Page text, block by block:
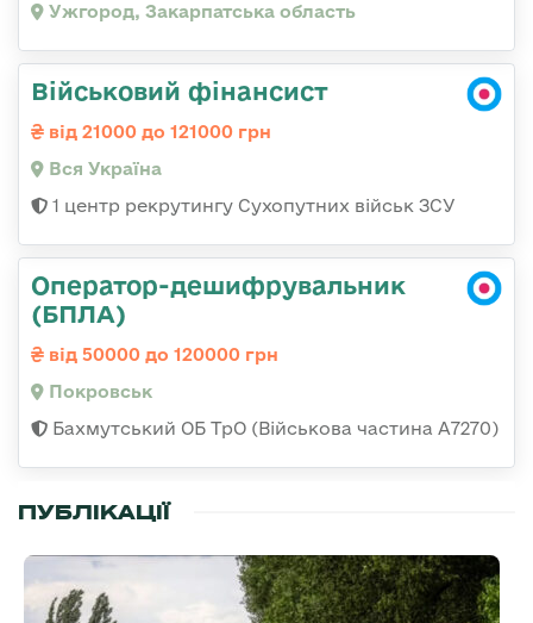
Ужгород, Закарпатська область
Військовий фінансист
від 21000 до 121000 грн
Вся Україна
1 центр рекрутингу Сухопутних військ ЗСУ
Оператор-дешифрувальник
(БПЛА)
від 50000 до 120000 грн
Покровськ
Бахмутський ОБ ТрО (Військова частина А7270)
ПУБЛІКАЦІЇ